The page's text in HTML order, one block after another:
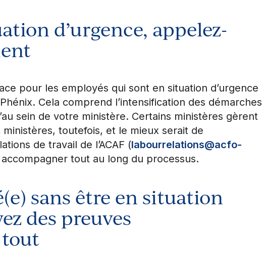
d’urgence, appelez-
pour les employés qui sont en situation d’urgence
Cela comprend l’intensification des démarches
sein de votre ministère. Certains ministères gèrent
toutefois, et le mieux serait de
de travail de l’ACAF (labourrelations@acfo-
tout au long du processus.
sans être en situation
des preuves